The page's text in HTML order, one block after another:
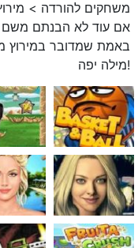
משחקים להורדה >
באמת שמדובר במירוץ
מילה יפה!